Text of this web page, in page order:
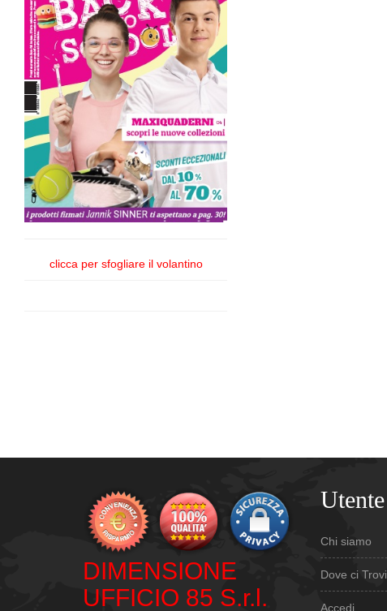
clicca per sfogliare il volantino
DIMENSIONE
UFFICIO 85 S.r.l.
Utente
Chi siamo
Dove ci Trovi
Accedi